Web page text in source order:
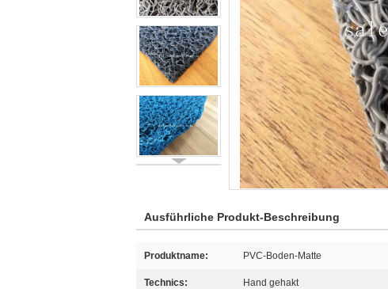
Ausführliche Produkt-Beschreibung
Produktname: PVC-Boden-Matte
Technics: Hand gehakt